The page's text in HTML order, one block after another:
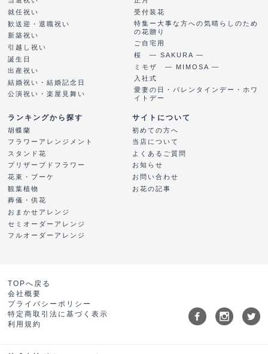
就任祝い
歓送迎・退職祝い
新築祝い
引越し祝い
誕生日
出産祝い
結婚祝い・結婚記念日
公演祝い・楽屋見舞い
受付装花
特集ー大事な方への気晴らしのため
の花贈り
ご自宅用
桜 ― SAKURA ―
ミモザ ― MIMOSA ―
入社式
愛妻の日・バレンタインデー・ホワ
イトデー
ランキングから探す
胡蝶蘭
フラワーアレンジメント
スタンド花
プリザーブドフラワー
花束・ブーケ
観葉植物
葬儀・供花
おまかせアレンジ
セミオーダーアレンジ
フルオーダーアレンジ
サイトについて
初めての方へ
当店について
よくあるご質問
お知らせ
お問い合わせ
お花の記事
TOPへ戻る
会社概要
プライバシーポリシー
特定商取引法に基づく表示
利用規約